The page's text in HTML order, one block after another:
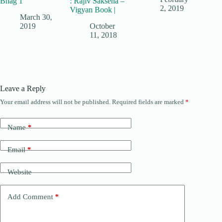
March 30,
2019
Vigyan Book |
October
11, 2018
2, 2019
Leave a Reply
Your email address will not be published. Required fields are marked *
Name*
Email*
Website
Add Comment *